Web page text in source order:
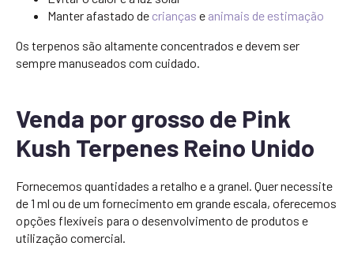
Manter afastado de crianças e animais de estimação
Os terpenos são altamente concentrados e devem ser
sempre manuseados com cuidado.
Venda por grosso de Pink
Kush Terpenes Reino Unido
Fornecemos quantidades a retalho e a granel. Quer necessite
de 1 ml ou de um fornecimento em grande escala, oferecemos
opções flexíveis para o desenvolvimento de produtos e
utilização comercial.